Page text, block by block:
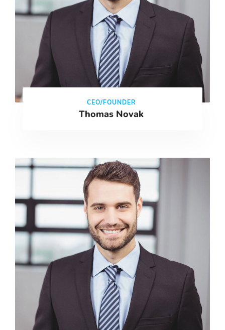
CEO/FOUNDER
Thomas Novak